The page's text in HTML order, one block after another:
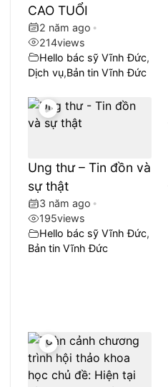
CAO TUỔI
2 năm ago •
214views
Hello bác sỹ Vĩnh Đức,
Dịch vụ,Bản tin Vĩnh Đức
Ung thư – Tin đồn và
sự thật
3 năm ago •
195views
Hello bác sỹ Vĩnh Đức,
Bản tin Vĩnh Đức